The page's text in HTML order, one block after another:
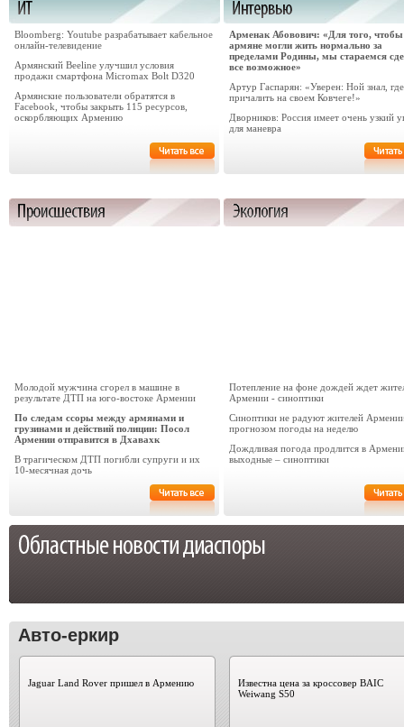
Bloomberg: Youtube разрабатывает кабельное
онлайн-телевидение
Армянский Beeline улучшил условия
продажи смартфона Micromax Bolt D320
Армянские пользователи обратятся в
Facebook, чтобы закрыть 115 ресурсов,
оскорбляющих Армению
​Арменак Абовович: «Для того, чтобы
армяне могли жить нормально за
пределами Родины, мы стараемся
все возможное»
Артур Гаспарян: «Уверен: Ной знал, где
причалить на своем Ковчеге!»
Дворников: Россия имеет очень узкий
для маневра
Молодой мужчина сгорел в машине в
результате ДТП на юго-востоке Армении
По следам ссоры между армянами и
грузинами и действий полиции: Посол
Армении отправится в Дхавахк
В трагическом ДТП погибли супруги и их
10-месячная дочь
Потепление на фоне дождей ждет
Армении - синоптики
Синоптики не радуют жителей
прогнозом погоды на неделю
Дождливая погода продлится в
выходные – синоптики
Авто-еркир
Jaguar Land Rover пришел в Армению
Известна цена за кроссовер BAIC
Weiwang S50